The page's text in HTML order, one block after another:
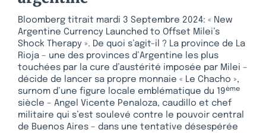
Bloomberg titrait mardi 3 Septembre 2024: « New
Argentine Currency Launched to Offset Milei’s
Shock Therapy ». De quoi s’agit-il ? La province de La
Rioja – une des provinces d’Argentine les plus
touchées par la cure d’austérité imposée par Milei –
décide de lancer sa propre monnaie « Le Chacho »,
surnom d’une figure locale emblématique du 19ème
siècle – Angel Vicente Penaloza, caudillo et chef
militaire qui s’est soulevé contre le pouvoir central
de Buenos Aires – dans une tentative désespérée